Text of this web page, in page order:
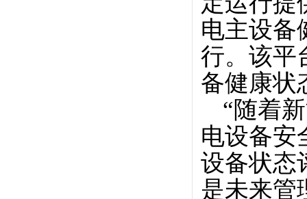
电主设备
行。该平
备健康状
“随着
电设备安
设备状态
是未来管